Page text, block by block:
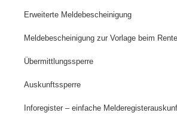
Erweiterte Meldebescheinigung
Meldebescheinigung zur Vorlage beim
Übermittlungssperre
Auskunftssperre
Inforegister – einfache